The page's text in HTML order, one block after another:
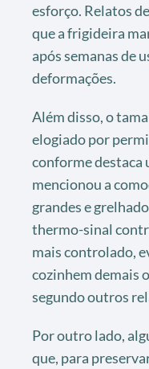
esforço. Relatos
que a frigideira
após semanas de
deformações.
Além disso, o
elogiado por
conforme destaca
mencionou a
grandes e
thermo-sinal
mais controlado,
cozinhem demais
segundo outros
Por outro lado,
que, para